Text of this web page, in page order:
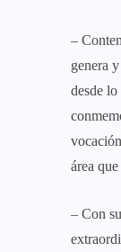
–
genera
desde lo
área
– Con